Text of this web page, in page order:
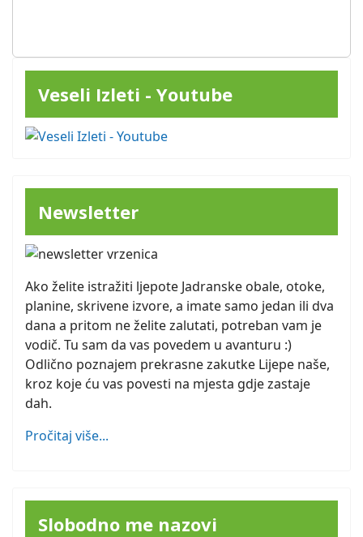
Veseli Izleti - Youtube
Newsletter
Ako želite istražiti ljepote Jadranske obale, otoke,
planine, skrivene izvore, a imate samo jedan ili dva
dana a pritom ne želite zalutati, potreban vam je
vodič. Tu sam da vas povedem u avanturu :)
Odlično poznajem prekrasne zakutke Lijepe naše,
kroz koje ću vas povesti na mjesta gdje zastaje
dah.
Pročitaj više...
Slobodno me nazovi